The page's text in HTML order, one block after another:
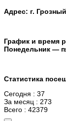
Адрес: г.
График и время
Понедельник —
Статистика
Сегодня : 37
За месяц : 273
Всего : 42379